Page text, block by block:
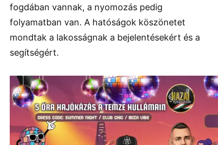
fogdában vannak, a nyomozás pedig
folyamatban van. A hatóságok köszönetet
mondtak a lakosságnak a bejelentésekért és a
segítségért.